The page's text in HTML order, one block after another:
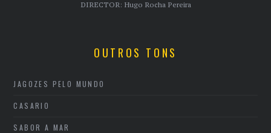
DIRECTOR: Hugo Rocha Pereira
OUTROS TONS
JAGOZES PELO MUNDO
CASARIO
SABOR A MAR